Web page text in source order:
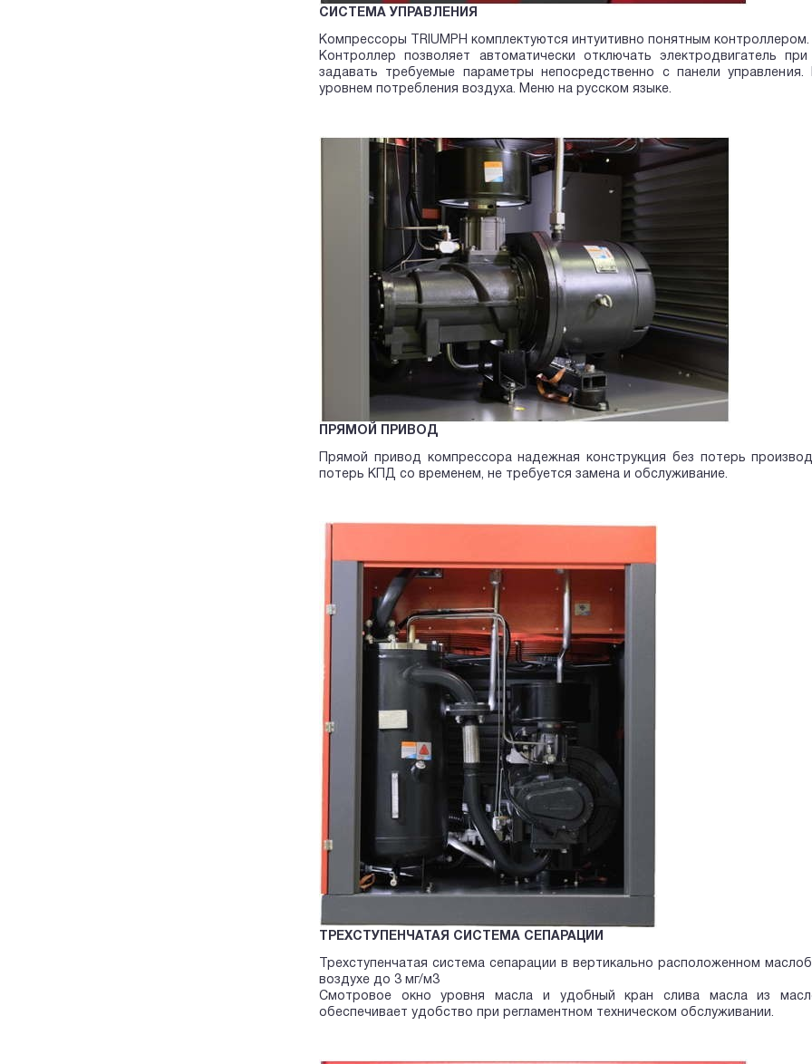
СИСТЕМА УПРАВЛЕНИЯ
Компрессоры TRIUMPH комплектуются интуитивно понятным контроллером.
Контроллер позволяет автоматически отключать электродвигатель
задавать требуемые параметры непосредственно с панели управления.
уровнем потребления воздуха. Меню на русском языке.
ПРЯМОЙ ПРИВОД
Прямой привод компрессора надежная конструкция без потерь
потерь КПД со временем, не требуется замена и обслуживание.
ТРЕХСТУПЕНЧАТАЯ СИСТЕМА СЕПАРАЦИИ
Трехступенчатая система сепарации в вертикально расположенном
воздухе до 3 мг/м3
Смотровое окно уровня масла и удобный кран слива масла из
обеспечивает удобство при регламентном техническом обслуживании.